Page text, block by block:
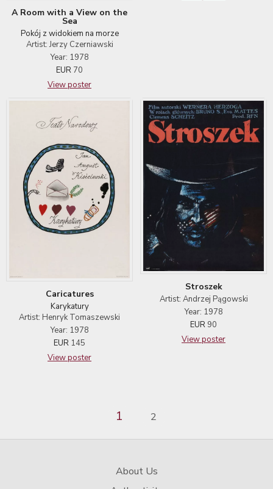
A Room with a View on the
Sea
Pokój z widokiem na morze
Artist: Jerzy Czerniawski
Year: 1978
EUR 70
View poster
Caricatures
Karykatury
Artist: Henryk Tomaszewski
Year: 1978
EUR 145
View poster
Stroszek
Artist: Andrzej Pągowski
Year: 1978
EUR 90
View poster
1 2
About Us